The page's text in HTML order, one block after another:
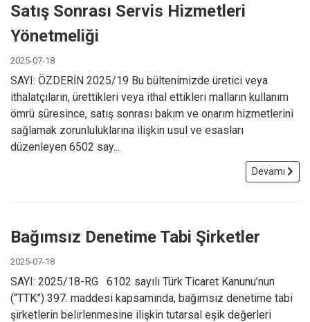
Satış Sonrası Servis Hizmetleri
Yönetmeliği
2025-07-18
SAYI: ÖZDERİN 2025/19 Bu bültenimizde üretici veya
ithalatçıların, ürettikleri veya ithal ettikleri malların kullanım
ömrü süresince, satış sonrası bakım ve onarım hizmetlerini
sağlamak zorunluluklarına ilişkin usul ve esasları
düzenleyen 6502 say...
Devamı
Bağımsız Denetime Tabi Şirketler
2025-07-18
SAYI: 2025/18-RG 6102 sayılı Türk Ticaret Kanunu’nun
(“TTK”) 397. maddesi kapsamında, bağımsız denetime tabi
şirketlerin belirlenmesine ilişkin tutarsal eşik değerleri